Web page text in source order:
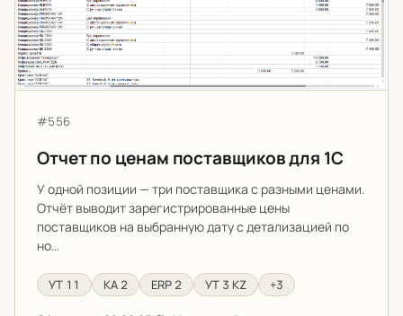
Артикул:
#556
Отчет по ценам поставщиков для 1С
У одной позиции — три поставщика с разными ценами.
Отчёт выводит зарегистрированные цены
поставщиков на выбранную дату с детализацией по
но…
УТ 11 КА 2 ERP 2 УТ 3 KZ +3